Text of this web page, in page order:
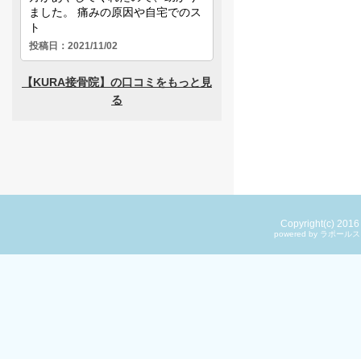
Copyright(c) 2016
powered by ラポール